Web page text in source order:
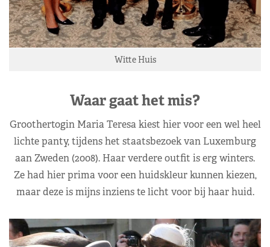
Witte Huis
Waar gaat het mis?
Groothertogin Maria Teresa kiest hier voor een wel heel
lichte panty, tijdens het staatsbezoek van Luxemburg
aan Zweden (2008). Haar verdere outfit is erg winters.
Ze had hier prima voor een huidskleur kunnen kiezen,
maar deze is mijns inziens te licht voor bij haar huid.